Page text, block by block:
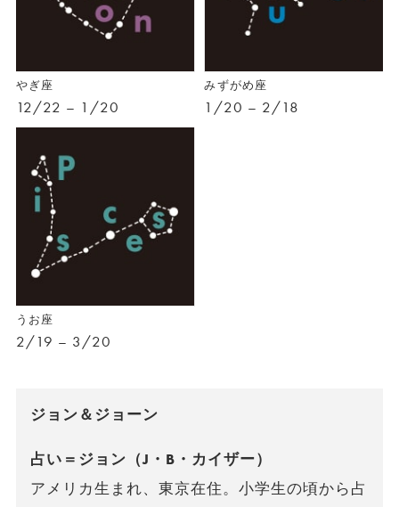
やぎ座
12/22 – 1/20
みずがめ座
1/20 – 2/18
うお座
2/19 – 3/20
ジョン＆ジョーン
占い＝ジョン（J・B・カイザー）
アメリカ生まれ、東京在住。小学生の頃から占